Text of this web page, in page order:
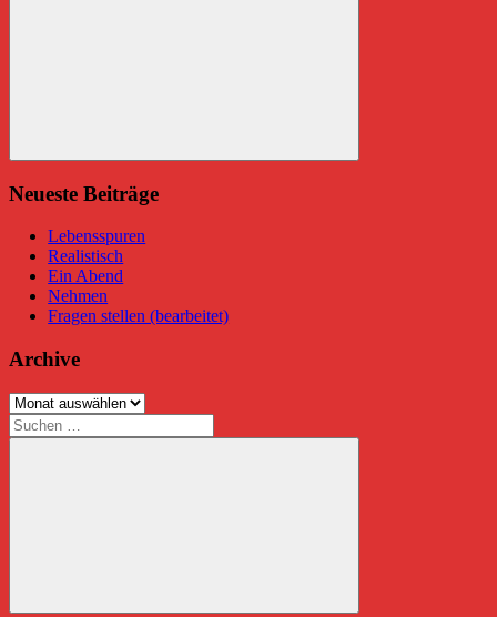
Suchen
Neueste Beiträge
Lebensspuren
Realistisch
Ein Abend
Nehmen
Fragen stellen (bearbeitet)
Archive
Archive
Suchen
nach: